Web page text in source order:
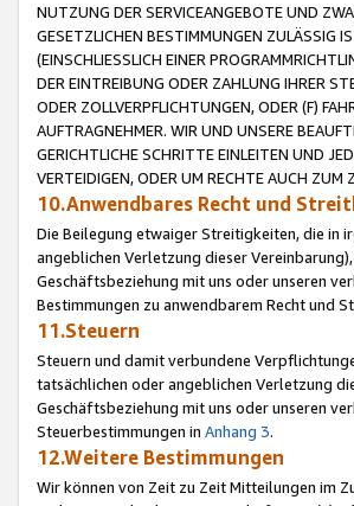
NUTZUNG DER SERVICEANGEBOTE UND
GESETZLICHEN BESTIMMUNGEN ZULÄSSIG
(EINSCHLIESSLICH EINER
DER EINTREIBUNG ODER ZAHLUNG IHRER
ODER ZOLLVERPFLICHTUNGEN, ODER (F)
AUFTRAGNEHMER. WIR UND UNSERE
GERICHTLICHE SCHRITTE EINLEITEN UND
VERTEIDIGEN, ODER UM RECHTE AUCH
10.Anwendbares Recht und
Die Beilegung etwaiger Streitigkeiten, die in
angeblichen Verletzung dieser
Geschäftsbeziehung mit uns oder unseren
Bestimmungen zu anwendbarem Recht und
11.Steuern
Steuern und damit verbundene
tatsächlichen oder angeblichen Verletzung
Geschäftsbeziehung mit uns oder unseren
Steuerbestimmungen in Anhang 3.
12.Weitere Bestimmungen
Wir können von Zeit zu Zeit Mitteilungen im